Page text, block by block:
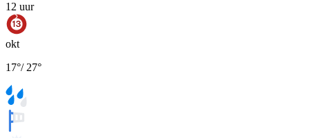
12 uur
okt
17°/ 27°